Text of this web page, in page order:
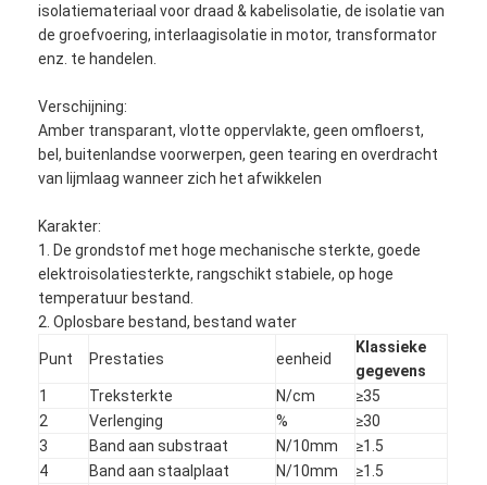
isolatiemateriaal voor draad & kabelisolatie, de isolatie van
de groefvoering, interlaagisolatie in motor, transformator
enz. te handelen.
Verschijning:
Amber transparant, vlotte oppervlakte, geen omfloerst,
bel, buitenlandse voorwerpen, geen tearing en overdracht
van lijmlaag wanneer zich het afwikkelen
Karakter:
1. De grondstof met hoge mechanische sterkte, goede
elektroisolatiesterkte, rangschikt stabiele, op hoge
temperatuur bestand.
2. Oplosbare bestand, bestand water
Punt Prestaties eenheid
Klassieke
gegevens
1
Treksterkte N/cm
≥35
2
Verlenging %
≥30
3
Band aan substraat N/10mm
≥1.5
4
Band aan staalplaat N/10mm
≥1.5